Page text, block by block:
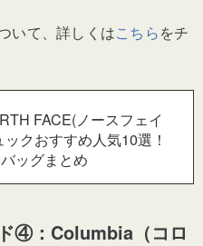
いて、詳しくはこちらをチ
FACE(ノースフェイ
クおすすめ人気10選！
ッグまとめ
④：Columbia（コロ